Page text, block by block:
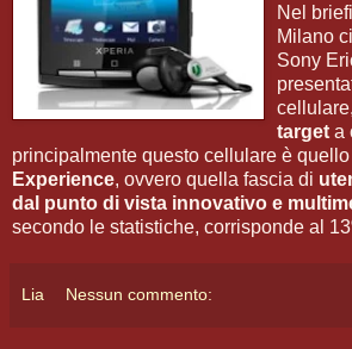
Nel
Milano
Sony
target a
principalmente questo cellulare è
Experience, ovvero quella fascia di
dal punto di vista innovativo e
secondo le statistiche, corrisponde al
Lia Nessun commento: